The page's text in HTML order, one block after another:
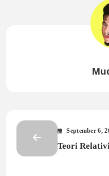
September 6,
Teori
Cara Kita